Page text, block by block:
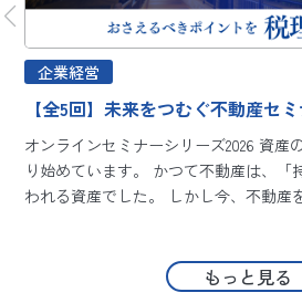
企業経営
【全5回】未来をつむぐ不動産セ
オンラインセミナーシリーズ2026 資産
り始めています。 かつて不動産は、「
われる資産でした。 しかし今、不動産
もっと見る